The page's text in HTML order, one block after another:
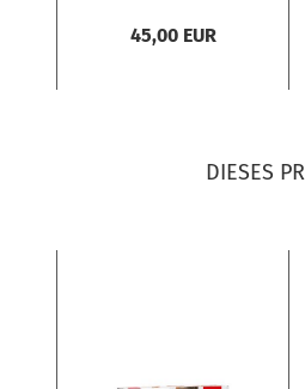
45,00 EUR
DIESES